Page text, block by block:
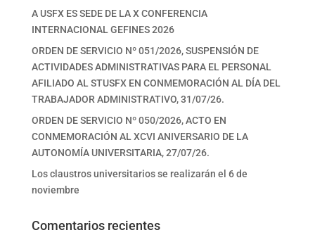
A USFX ES SEDE DE LA X CONFERENCIA
INTERNACIONAL GEFINES 2026
ORDEN DE SERVICIO Nº 051/2026, SUSPENSIÓN DE
ACTIVIDADES ADMINISTRATIVAS PARA EL PERSONAL
AFILIADO AL STUSFX EN CONMEMORACIÓN AL DÍA DEL
TRABAJADOR ADMINISTRATIVO, 31/07/26.
ORDEN DE SERVICIO Nº 050/2026, ACTO EN
CONMEMORACIÓN AL XCVI ANIVERSARIO DE LA
AUTONOMÍA UNIVERSITARIA, 27/07/26.
Los claustros universitarios se realizarán el 6 de
noviembre
Comentarios recientes